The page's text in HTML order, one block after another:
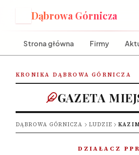
Dąbrowa Górnicza
Strona główna Firmy
KRONIKA DĄBROWA GÓRNICZA
GAZETA
DĄBROWA GÓRNICZA LUDZIE
DZIAŁACZ PPR